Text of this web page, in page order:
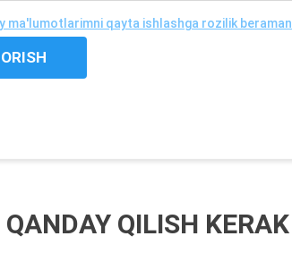
ma'lumotlarimni qayta ishlashga rozilik beraman
QILISH KERAK